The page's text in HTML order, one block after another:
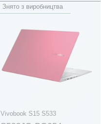
Знято з виробництва
Vivobook S15 S533